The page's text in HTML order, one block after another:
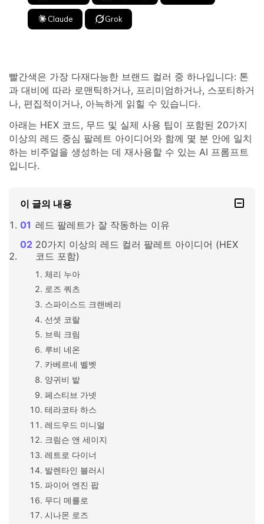
Claude Grok
빨간색은 가장 다재다능한 브랜드 컬러 중 하나입니다: 톤
과 대비에 따라 로맨틱하거나, 프리미엄하거나, 스포티하거
나, 편집적이거나, 아늑하게 읽힐 수 있습니다.
아래는 HEX 코드, 무드 및 실제 사용 팁이 포함된 20가지
이상의 레드 중심 팔레트 아이디어와 함께 몇 분 안에 일치
하는 비주얼을 생성하는 데 재사용할 수 있는 AI 프롬프트
입니다.
이 글의 내용
레드 팔레트가 잘 작동하는 이유
20가지 이상의 레드 컬러 팔레트 아이디어 (HEX
코드 포함)
체리 누아
로즈 쿼츠
스파이스드 크랜베리
선셋 코랄
브릭 크림
루비 네온
카베르네 벨벳
양귀비 밭
페스티브 가넷
테라코타 하스
레드우드 미니멀
크림슨 앤 세이지
레트로 다이너
발렌타인 블러시
파이어 엔진 팝
무디 메를로
시나몬 로즈